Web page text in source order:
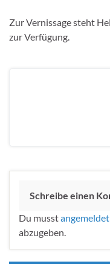
Zur Vernissage steht
zur Verfügung.
Schreibe einen
Du musstangemeldet
abzugeben.